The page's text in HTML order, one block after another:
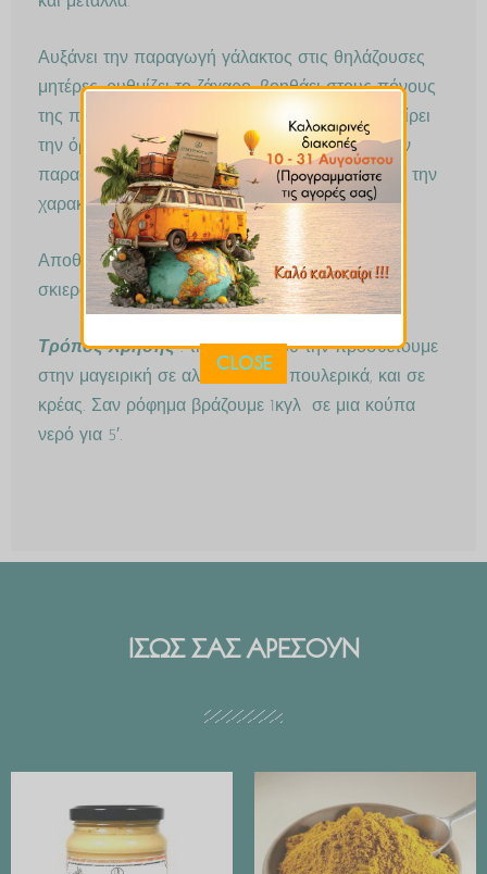
Αυξάνει την παραγωγή γάλακτος στις θηλάζουσες
μητέρες, ρυθμίζει το ζάχαρο, βοηθάει στους πόνους
της περιόδου, είναι τονωτικό των νεύρων, διεγείρει
την όρεξη. Χρησιμοποιείται σαν μπαχαρικό στην
παρασκευή αλλαντικών και κρεατικών, δίνοντας την
χαρακτηριστική του γεύση.
Αποθηκεύεται σε γυάλινο αεροστεγές βάζο, σε
σκιερό και δροσερό μέρος.
Τρόπος Χρήσης: την σκόνη του την προσθέτουμε
στην μαγειρική σε αλλαντικά, σε πουλερικά, και σε
κρέας. Σαν ρόφημα βράζουμε 1κγλ σε μια κούπα
νερό για 5′.
ΙΣΩΣ ΣΑΣ ΑΡΕΣΟΥΝ
range:
€ 2.99
through
€ 29.90
CLOSE